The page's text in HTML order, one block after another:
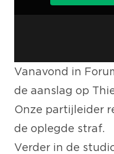
Vanavond in
de aanslag op
Onze partijleider
de oplegde straf.
Verder in de